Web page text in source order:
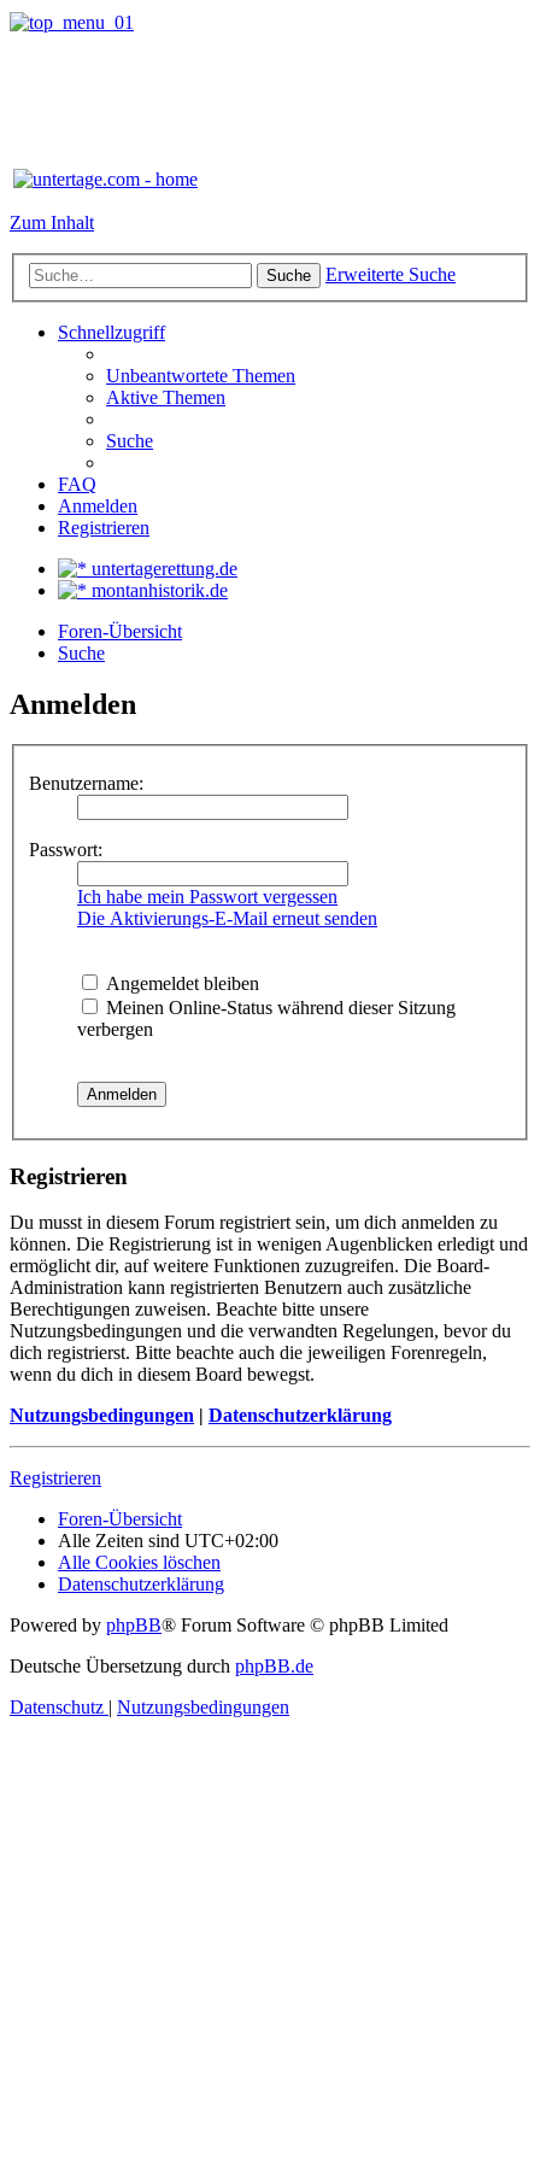
Zum Inhalt
Suche Erweiterte Suche
Schnellzugriff
Unbeantwortete Themen
Aktive Themen
Suche
FAQ
Anmelden
Registrieren
untertagerettung.de
montanhistorik.de
Foren-Übersicht
Suche
Anmelden
Benutzername:
Passwort:
Ich habe mein Passwort vergessen
Die Aktivierungs-E-Mail erneut senden
Angemeldet bleiben
Meinen Online-Status während dieser Sitzung
verbergen
Registrieren
Du musst in diesem Forum registriert sein, um dich anmelden zu
können. Die Registrierung ist in wenigen Augenblicken erledigt und
ermöglicht dir, auf weitere Funktionen zuzugreifen. Die Board-
Administration kann registrierten Benutzern auch zusätzliche
Berechtigungen zuweisen. Beachte bitte unsere
Nutzungsbedingungen und die verwandten Regelungen, bevor du
dich registrierst. Bitte beachte auch die jeweiligen Forenregeln,
wenn du dich in diesem Board bewegst.
Nutzungsbedingungen | Datenschutzerklärung
Registrieren
Foren-Übersicht
Alle Zeiten sind UTC+02:00
Alle Cookies löschen
Datenschutzerklärung
Powered by phpBB® Forum Software © phpBB Limited
Deutsche Übersetzung durch phpBB.de
Datenschutz | Nutzungsbedingungen